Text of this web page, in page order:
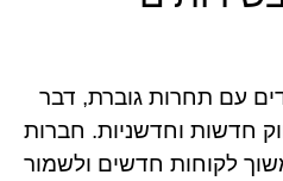
עם תחרות גוברת, דבר
חדשות וחדשניות. חברות
לקוחות חדשים ולשמור